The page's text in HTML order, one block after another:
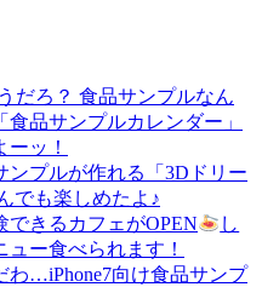
だろ？ 食品サンプルなん
品サンプルカレンダー」
ッ！
ンプルが作れる「3Dドリー
でも楽しめたよ♪
きるカフェがOPEN
し
ー食べられます！
わ…iPhone7向け食品サンプ